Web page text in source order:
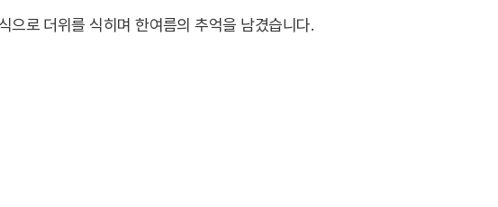
으로 더위를 식히며 한여름의 추억을 남겼습니다.